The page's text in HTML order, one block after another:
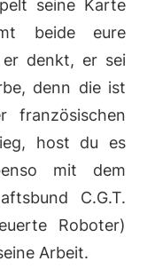
seine Karte
beide eure
denkt, er sei
denn die ist
französischen
host du es
mit dem
C.G.T.
Roboter)
Arbeit.